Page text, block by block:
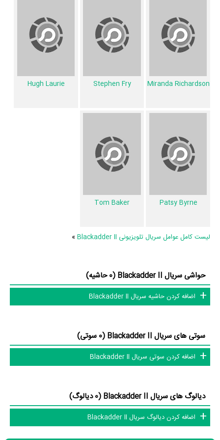
یک از آنها درمنظوم یک صفحه اختصاصی دارند.
اطلاعات سریال Blackadder II
تاکنون در بخش‌های گالری عکس و پوستر سریال Blackadder II، ویدئو و
نیستیم؛ باید به‌کمک علاقمندان فیلم، سریال و تئاتر، این دایرة‌المعارف آنلاین و
بانک اطلاعات هنرمندان و آثار سینما، تلویزیون و تئاتر را کامل و کامل‌تر کنیم.
Miranda Richardson
Stephen Fry
Hugh Laurie
Patsy Byrne
Tom Baker
لیست کامل عوامل سریال تلویزیونی Blackadder II »
حواشی سریال Blackadder II (0 حاشیه)
اضافه کردن حاشیه سریال Blackadder II
سوتی های سریال Blackadder II (0 سوتی)
اضافه کردن سوتی سریال Blackadder II
دیالوگ های سریال Blackadder II (0 دیالوگ)
اضافه کردن دیالوگ سریال Blackadder II